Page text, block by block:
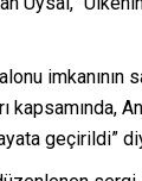
imkanının
geçirildi”